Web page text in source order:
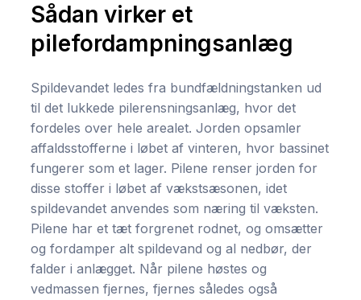
Sådan virker et
pilefordampningsanlæg
Spildevandet ledes fra bundfældningstanken ud
til det lukkede pilerensningsanlæg, hvor det
fordeles over hele arealet. Jorden opsamler
affaldsstofferne i løbet af vinteren, hvor bassinet
fungerer som et lager. Pilene renser jorden for
disse stoffer i løbet af vækstsæsonen, idet
spildevandet anvendes som næring til væksten.
Pilene har et tæt forgrenet rodnet, og omsætter
og fordamper alt spildevand og al nedbør, der
falder i anlægget. Når pilene høstes og
vedmassen fjernes, fjernes således også